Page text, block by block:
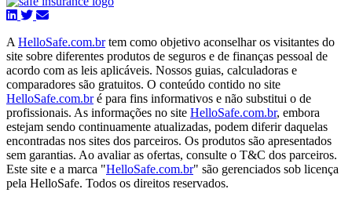
A HelloSafe.com.brtem como objetivo aconselhar os visitantes do
site sobre diferentes produtos de seguros e de finanças pessoal de
acordo com as leis aplicáveis. Nossos guias, calculadoras e
comparadores são gratuitos. O conteúdo contido no site
HelloSafe.com.bré para fins informativos e não substitui o de
profissionais. As informações no site HelloSafe.com.br, embora
estejam sendo continuamente atualizadas, podem diferir daquelas
encontradas nos sites dos parceiros. Os produtos são apresentados
sem garantias. Ao avaliar as ofertas, consulte o T&C dos parceiros.
Este site e a marca "HelloSafe.com.br" são gerenciados sob licença
pela HelloSafe. Todos os direitos reservados.